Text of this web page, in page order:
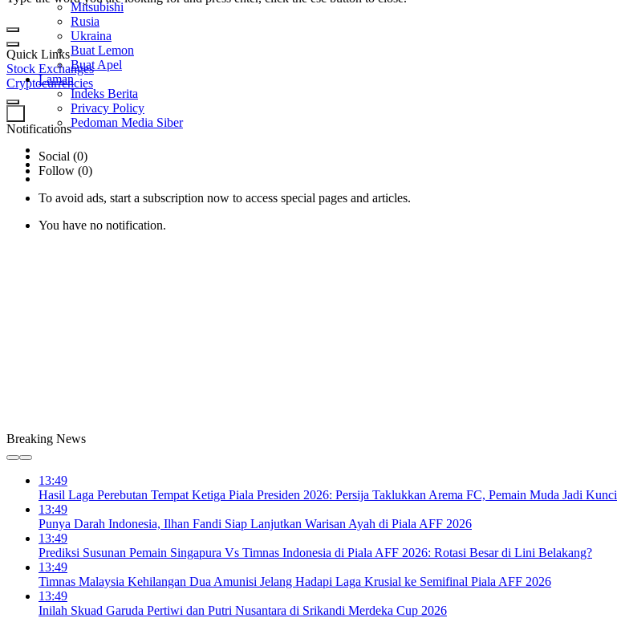
Quick Links
Stock Exchanges
Cryptocurrencies
Notifications
Social (0)
Follow (0)
To avoid ads, start a subscription now to access special pages and articles.
You have no notification.
Mitsubishi
Rusia
Ukraina
Buat Lemon
Buat Apel
Laman
Indeks Berita
Privacy Policy
Pedoman Media Siber
Breaking News
13:49
Hasil Laga Perebutan Tempat Ketiga Piala Presiden 2026: Persija Taklukkan Arema FC, Pemain Muda Jadi Kunci
13:49
Punya Darah Indonesia, Ilhan Fandi Siap Lanjutkan Warisan Ayah di Piala AFF 2026
13:49
Prediksi Susunan Pemain Singapura Vs Timnas Indonesia di Piala AFF 2026: Rotasi Besar di Lini Belakang?
13:49
Timnas Malaysia Kehilangan Dua Amunisi Jelang Hadapi Laga Krusial ke Semifinal Piala AFF 2026
13:49
Inilah Skuad Garuda Pertiwi dan Putri Nusantara di Srikandi Merdeka Cup 2026